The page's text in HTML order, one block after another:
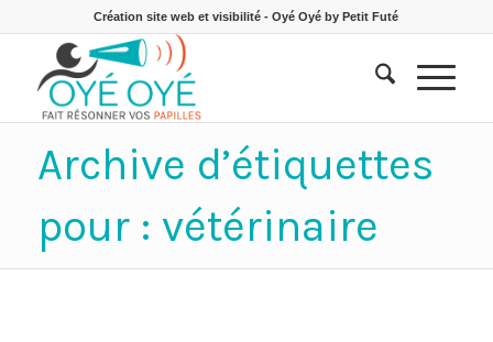
Création site web et visibilité - Oyé Oyé by Petit Futé
Archive d’étiquettes
pour : vétérinaire